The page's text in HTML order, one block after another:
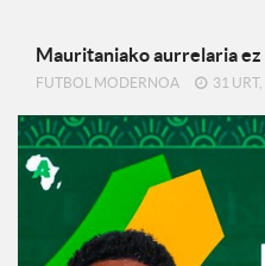
Mauritaniako aurrelaria
FUTBOL MODERNOA 31